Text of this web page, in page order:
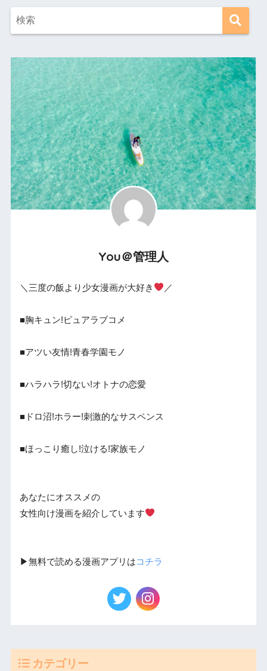
You＠管理人
＼三度の飯より少女漫画が大好き ／
■胸キュン!ピュアラブコメ
■アツい友情!青春学園モノ
■ハラハラ!切ない!オトナの恋愛
■ドロ沼!ホラー!刺激的なサスペンス
■ほっこり癒し!泣ける!家族モノ
あなたにオススメの
女性向け漫画を紹介しています
▶︎無料で読める漫画アプリはコチラ
カテゴリー